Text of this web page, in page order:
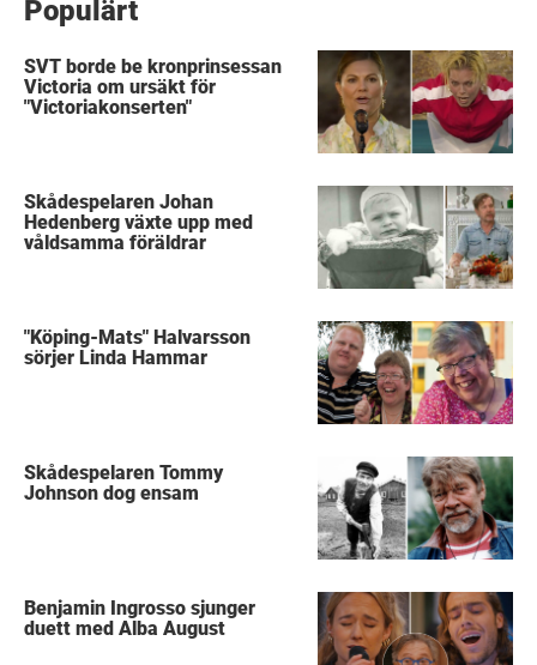
Populärt
SVT borde be kronprinsessan
Victoria om ursäkt för
"Victoriakonserten"
Skådespelaren Johan
Hedenberg växte upp med
våldsamma föräldrar
"Köping-Mats" Halvarsson
sörjer Linda Hammar
Skådespelaren Tommy
Johnson dog ensam
Benjamin Ingrosso sjunger
duett med Alba August